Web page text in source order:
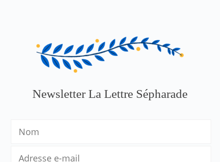
Newsletter La Lettre Sépharade